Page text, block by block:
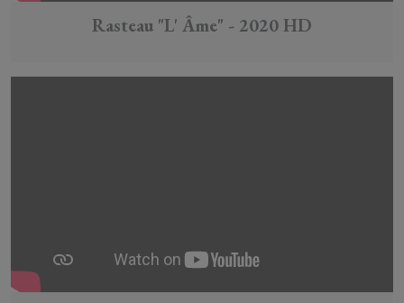
Rasteau "L' Âme" - 2020 HD